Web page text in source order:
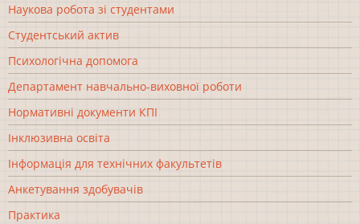
Наукова робота зі студентами
Студентський актив
Психологічна допомога
Департамент навчально-виховної роботи
Нормативні документи КПІ
Інклюзивна освіта
Інформація для технічних факультетів
Анкетування здобувачів
Практика